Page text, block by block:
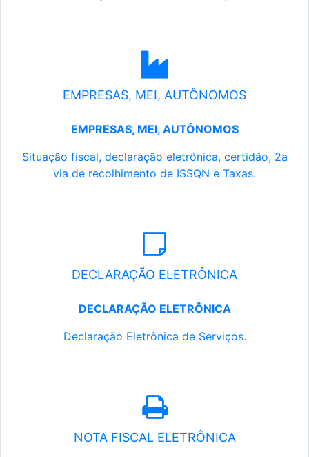
EMPRESAS, MEI, AUTÔNOMOS
EMPRESAS, MEI, AUTÔNOMOS
Situação fiscal, declaração eletrônica, certidão, 2a
via de recolhimento de ISSQN e Taxas.
DECLARAÇÃO ELETRÔNICA
DECLARAÇÃO ELETRÔNICA
Declaração Eletrônica de Serviços.
NOTA FISCAL ELETRÔNICA